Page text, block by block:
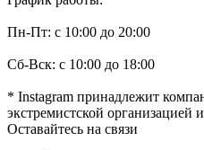
Пн-Пт: с 10:00 до 20:00
Сб-Вск: с 10:00 до 18:00
* Instagram принадлежит
экстремистской
Оставайтесь на связи